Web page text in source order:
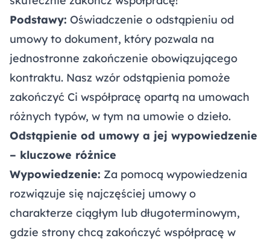
Podstawy: Oświadczenie o odstąpieniu od
umowy to dokument, który pozwala na
jednostronne zakończenie obowiązującego
kontraktu. Nasz wzór odstąpienia pomoże
zakończyć Ci współpracę opartą na umowach
różnych typów, w tym na umowie o dzieło.
Odstąpienie od umowy a jej wypowiedzenie
– kluczowe różnice
Wypowiedzenie: Za pomocą wypowiedzenia
rozwiązuje się najczęściej umowy o
charakterze ciągłym lub długoterminowym,
gdzie strony chcą zakończyć współpracę w